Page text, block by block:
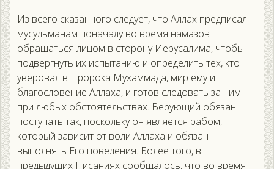
Из всего сказанного следует, что Аллах предписал
мусульманам поначалу во время намазов
обращаться лицом в сторону Иерусалима, чтобы
подвергнуть их испытанию и определить тех, кто
уверовал в Пророка Мухаммада, мир ему и
благословение Аллаха, и готов следовать за ним
при любых обстоятельствах. Верующий обязан
поступать так, поскольку он является рабом,
который зависит от воли Аллаха и обязан
выполнять Его повеления. Более того, в
предыдущих Писаниях сообщалось, что во время